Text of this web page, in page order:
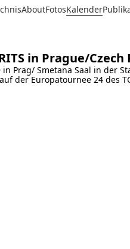
AboutFotosKalender
in Prague/
Prag/ Smetana Saal in der
auf der Europatournee 24 des